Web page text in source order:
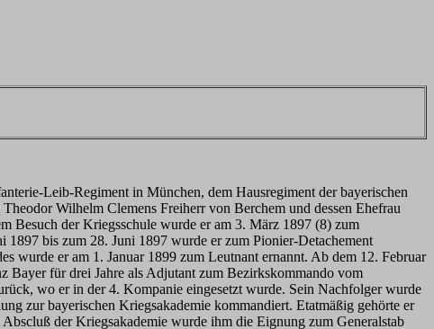
Leib-Regiment in München, dem Hausregiment der bayerischen
Wilhelm Clemens Freiherr von Berchem und dessen Ehefrau
Besuch der Kriegsschule wurde er am 3. März 1897 (8) zum
1897 bis zum 28. Juni 1897 wurde er zum Pionier-Detachement
wurde er am 1. Januar 1899 zum Leutnant ernannt. Ab dem 12. Februar
für drei Jahre als Adjutant zum Bezirkskommando vom
wo er in der 4. Kompanie eingesetzt wurde. Sein Nachfolger wurde
zur bayerischen Kriegsakademie kommandiert. Etatmäßig gehörte er
der Kriegsakademie wurde ihm die Eignung zum Generalstab